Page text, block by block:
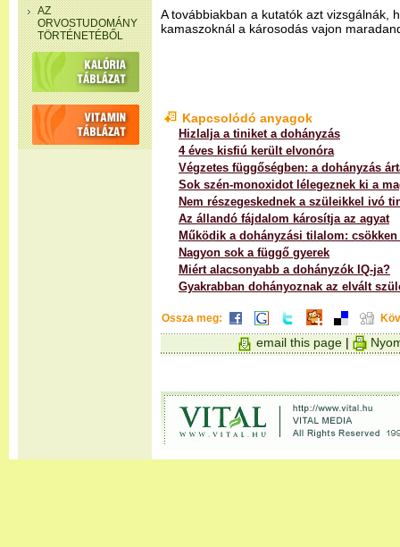
AZ
ORVOSTUDOMÁNY
TÖRTÉNETÉBŐL
A továbbiakban a kutatók azt vizsgálnák,
kamaszoknál a károsodás vajon
Kapcsolódó anyagok
Hizlalja a tiniket a dohányzás
4 éves kisfiú került elvonóra
Végzetes függőségben: a dohányzás
Sok szén-monoxidot lélegeznek ki a
Nem részegeskednek a szüleikkel ivó
Az állandó fájdalom károsítja az agyat
Működik a dohányzási tilalom:
Nagyon sok a függő gyerek
Miért alacsonyabb a dohányzók IQ-ja?
Gyakrabban dohányoznak az elvált
Ossza meg:
email this page |